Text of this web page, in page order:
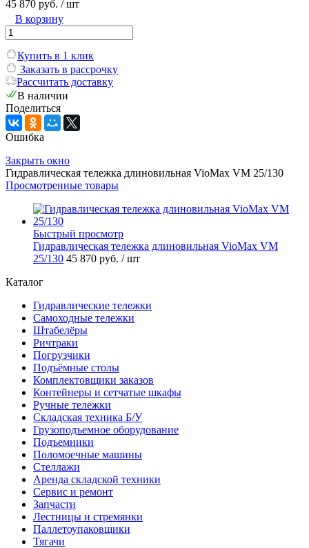
45 870 руб. / шт
В корзину
Купить в 1 клик
Заказать в рассрочку
Рассчитать доставку
В наличии
Поделиться
Ошибка
Закрыть окно
Гидравлическая тележка длиновильная VioMax VM 25/130
Просмотренные товары
Быстрый просмотр
Гидравлическая тележка длиновильная VioMax VM
25/130 45 870 руб. / шт
Каталог
Гидравлические тележки
Самоходные тележки
Штабелёры
Ричтраки
Погрузчики
Подъёмные столы
Комплектовщики заказов
Контейнеры и сетчатые шкафы
Ручные тележки
Складская техника Б/У
Грузоподъемное оборудование
Подъемники
Поломоечные машины
Стеллажи
Аренда складской техники
Сервис и ремонт
Запчасти
Лестницы и стремянки
Паллетоупаковщики
Тягачи